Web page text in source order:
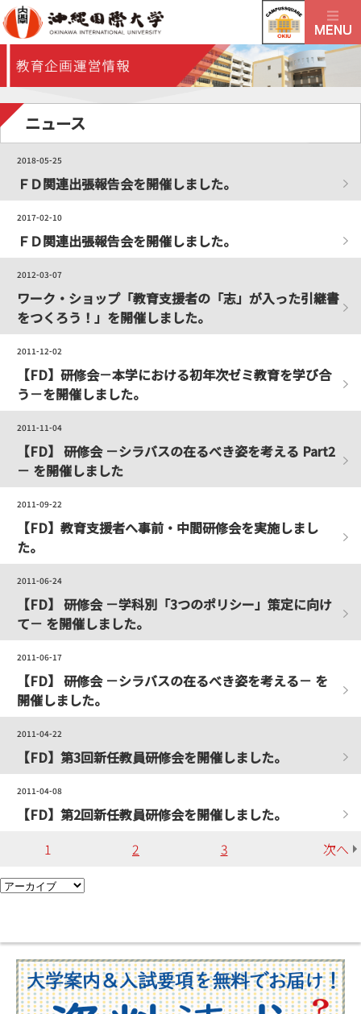
ニュース
2018-05-25
ＦＤ関連出張報告会を開催しました。
2017-02-10
ＦＤ関連出張報告会を開催しました。
2012-03-07
ワーク・ショップ「教育支援者の「志」が入った引継書
をつくろう！」を開催しました。
2011-12-02
【FD】研修会－本学における初年次ゼミ教育を学び合
う－を開催しました。
2011-11-04
【FD】 研修会 －シラバスの在るべき姿を考える Part2
－ を開催しました
2011-09-22
【FD】教育支援者へ事前・中間研修会を実施しまし
た。
2011-06-24
【FD】 研修会 －学科別「3つのポリシー」策定に向け
て－ を開催しました。
2011-06-17
【FD】 研修会 －シラバスの在るべき姿を考える－ を
開催しました。
2011-04-22
【FD】第3回新任教員研修会を開催しました。
2011-04-08
【FD】第2回新任教員研修会を開催しました。
1
2 3 次へ